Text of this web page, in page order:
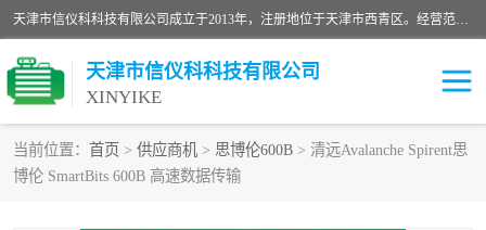
天津市信仪科科技有限公司成立于2013年，注册地位于天津市西青区。经营范围包括计算机软件、电子产品、仪器技术开发、技术转让、技术咨询、技术服务、网络工程、电子监控工程安装等；主要产品有：网络流量测试仪、Ixia XM2、XM12、XGS2、XGS12、400T、1600T、X16网络协议分析仪，Agilent N2X 等等各种型号，欢迎来电咨询。
天津市信仪科科技有限公司
XINYIKE
当前位置： 首页 > 供应商机 > 思博伦600B > 清远Avalanche Spirent思
博伦 SmartBits 600B 高速数据传输
思博伦Spirent C50